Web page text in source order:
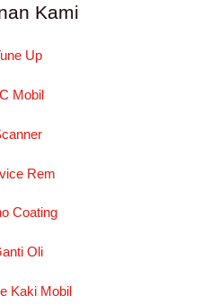
Kami
Up
Mobil
Rem
Coating
Oli
Kaki Mobil